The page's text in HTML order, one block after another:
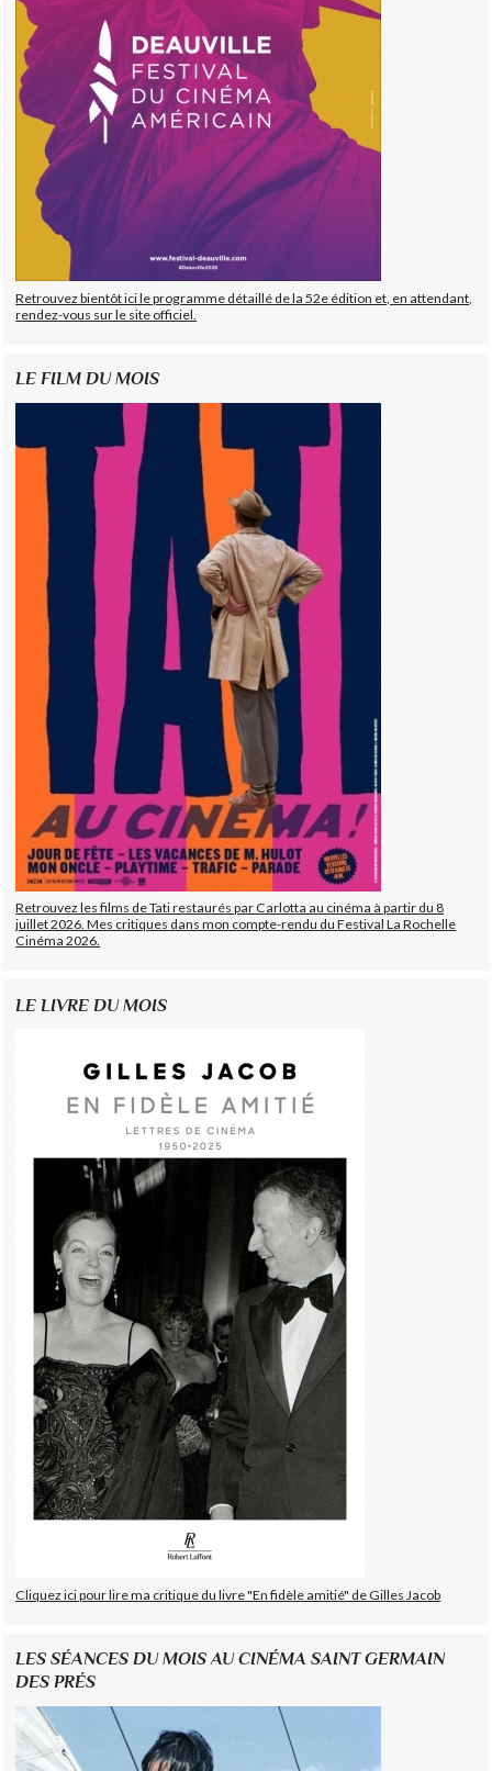
Retrouvez bientôt ici le programme détaillé de la 52e édition et, en attendant,
rendez-vous sur le site officiel.
LE FILM DU MOIS
Retrouvez les films de Tati restaurés par Carlotta au cinéma à partir du 8
juillet 2026. Mes critiques dans mon compte-rendu du Festival La Rochelle
Cinéma 2026.
LE LIVRE DU MOIS
Cliquez ici pour lire ma critique du livre "En fidèle amitié" de Gilles Jacob
LES SÉANCES DU MOIS AU CINÉMA SAINT GERMAIN
DES PRÉS